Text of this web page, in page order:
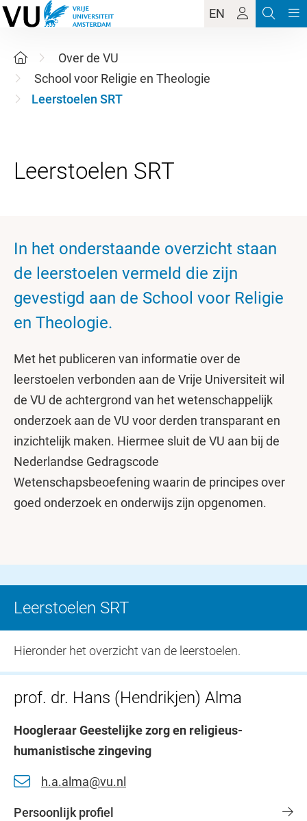
EN
Over de VU
School voor Religie en Theologie
Leerstoelen SRT
In het onderstaande overzicht staan
de leerstoelen vermeld die zijn
gevestigd aan de School voor Religie
en Theologie.
Met het publiceren van informatie over de
leerstoelen verbonden aan de Vrije Universiteit wil
de VU de achtergrond van het wetenschappelijk
onderzoek aan de VU voor derden transparant en
inzichtelijk maken. Hiermee sluit de VU aan bij de
Nederlandse Gedragscode
Wetenschapsbeoefening waarin de principes over
goed onderzoek en onderwijs zijn opgenomen.
Leerstoelen SRT
Hieronder het overzicht van de leerstoelen.
prof. dr. Hans (Hendrikjen) Alma
Hoogleraar Geestelijke zorg en religieus-
humanistische zingeving
h.a.alma@vu.nl
Persoonlijk profiel